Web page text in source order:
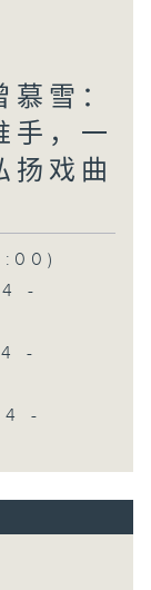
慕雪：
手，一
扬戏曲
-
-
-